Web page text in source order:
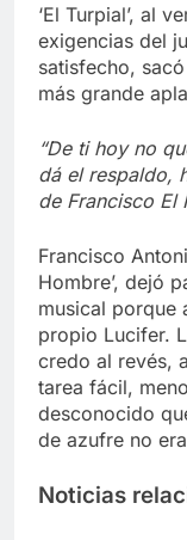
‘El Turpial’, al
exigencias del
satisfecho,
más grande
“De ti hoy no
dá el respaldo,
de Francisco El
Francisco
Hombre’, dejó
musical porque
propio Lucifer.
credo al revés,
tarea fácil,
desconocido
de azufre no
Noticias